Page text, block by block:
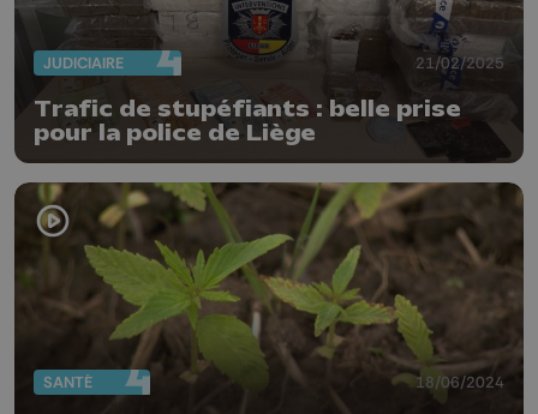
JUDICIAIRE 21/02/2025
Trafic de stupéfiants : belle prise
pour la police de Liège
SANTÉ 18/06/2024